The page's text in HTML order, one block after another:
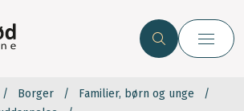
Borger
Familier, børn og unge